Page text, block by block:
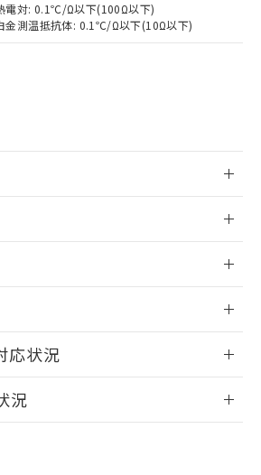
電対: 0.1℃/Ω以下(100Ω以下)
金測温抵抗体: 0.1℃/Ω以下(10Ω以下)
ます。
ログイン/会員登録
応状況
・凡例
況